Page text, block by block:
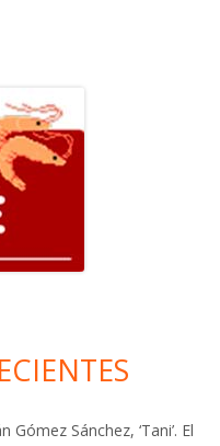
Gómez Sánchez, ‘Tani’. El